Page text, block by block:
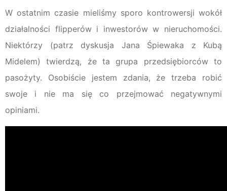
W ostatnim czasie mieliśmy sporo kontrowersji wokół
działalności flipperów i inwestorów w nieruchomości.
Niektórzy (patrz dyskusja Jana Śpiewaka z Kubą
Midelem) twierdzą, że ta grupa przedsiębiorców to
pasożyty. Osobiście jestem zdania, że trzeba robić
swoje i nie ma się co przejmować negatywnymi
opiniami.